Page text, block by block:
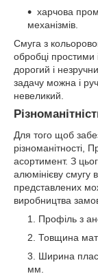
харчова
механізмів.
Смуга з
обробці простими
дорогий і
задачу можна і
невеликий.
Для того щоб
різноманітності,
асортимент. З
алюмінієву смугу
представлених
виробництва
Профіль з
Товщина
Ширина
мм.